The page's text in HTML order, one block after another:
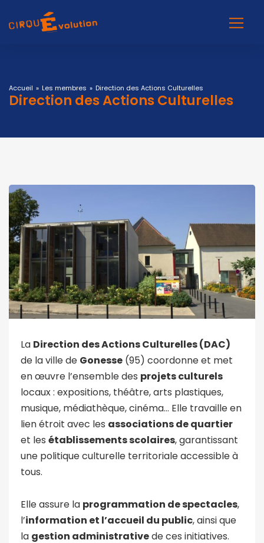
Direction des Actions Culturelles
Accueil » Les membres » Direction des Actions Culturelles
La Direction des Actions Culturelles (DAC)
de la ville de Gonesse (95) coordonne et met
en œuvre l’ensemble des projets culturels
locaux : expositions, théâtre, arts plastiques,
musique, médiathèque, cinéma… Elle travaille en
lien étroit avec les associations de quartier
et les établissements scolaires, garantissant
une politique culturelle territoriale accessible à
tous.
Elle assure la programmation de spectacles,
l’information et l’accueil du public, ainsi que
la gestion administrativede ces initiatives.